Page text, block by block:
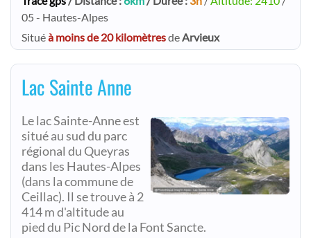
05 - Hautes-Alpes
Situéà moins de 20 kilomètresde Arvieux
Lac Sainte Anne
Le lac Sainte-Anne est
situé au sud du parc
régional du Queyras
dans les Hautes-Alpes
(dans la commune de
Ceillac). Il se trouve à 2
414 m d'altitude au
pied du Pic Nord de la Font Sancte.